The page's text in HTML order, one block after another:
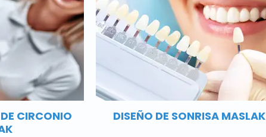
CIRCONIO
DISEÑO DE SONRISA MASLAK